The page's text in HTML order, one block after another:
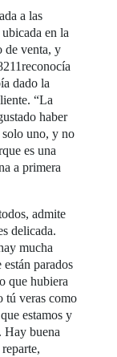
a las
ubicada en la
de venta, y
dado la
“La
haber
solo uno, y no
es una
a primera
admite
delicada.
mucha
parados
que hubiera
tú veras como
estamos y
Hay buena